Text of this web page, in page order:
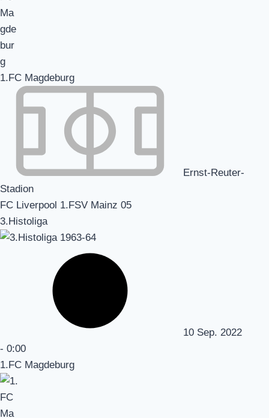
1.FC Magdeburg
Ernst-Reuter-
Stadion
FC Liverpool 1.FSV Mainz 05
3.Histoliga
10 Sep. 2022
- 0:00
1.FC Magdeburg